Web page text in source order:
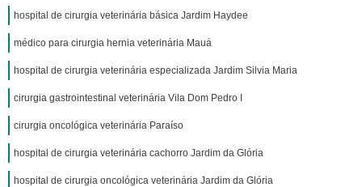
hospital de cirurgia veterinária básica Jardim Haydee
médico para cirurgia hernia veterinária Mauá
hospital de cirurgia veterinária especializada Jardim Silvia Maria
cirurgia gastrointestinal veterinária Vila Dom Pedro I
cirurgia oncológica veterinária Paraíso
hospital de cirurgia veterinária cachorro Jardim da Glória
hospital de cirurgia oncológica veterinária Jardim da Glória